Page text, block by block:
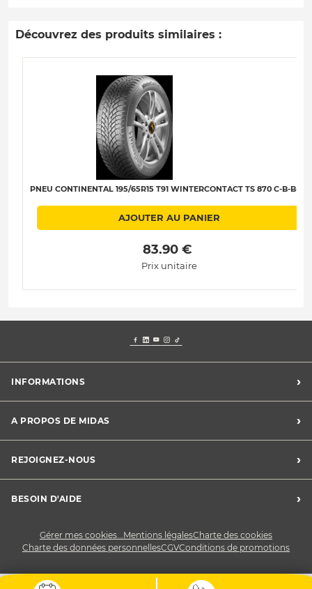
Découvrez des produits similaires :
PNEU CONTINENTAL 195/65R15 T91 WINTERCONTACT TS 870 C-B-B-70
AJOUTER AU PANIER
83.90 €
Prix unitaire
INFORMATIONS ›
Charte des cookies
Charte des données personnelles
CGV
Conditions de promotions
A PROPOS DE MIDAS ›
Midas France
Développement durable
REJOIGNEZ-NOUS ›
Devenez franchisé
BESOIN D'AIDE ›
Gérer mes cookies...Mentions légalesCharte des cookies
Charte des données personnellesCGVConditions de promotions